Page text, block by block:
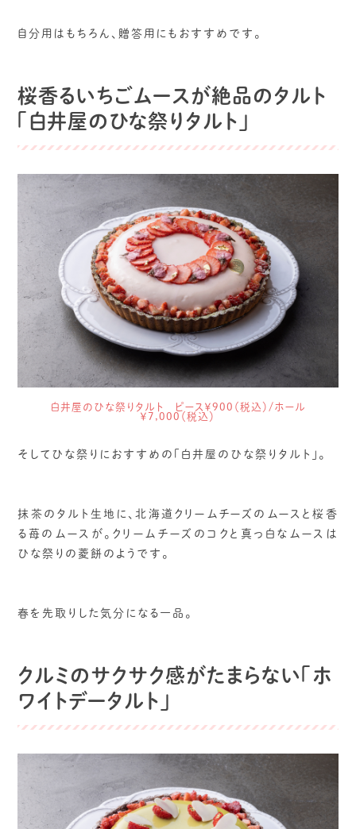
自分用はもちろん、贈答用にもおすすめです。
桜香るいちごムースが絶品のタルト
白井屋のひな祭りタルト 」
白井屋のひな祭りタルト ピース￥900（税込）/ホール
￥7,000（税込）
そしてひな祭りにおすすめの「白井屋のひな祭りタルト」。
抹茶のタルト生地に、北海道クリームチーズのムースと桜香
る苺のムースが。クリームチーズのコクと真っ白なムースは
ひな祭りの菱餅のようです。
春を先取りした気分になる一品。
クルミのサクサク感がたまらない「ホ
ワイトデータルト」